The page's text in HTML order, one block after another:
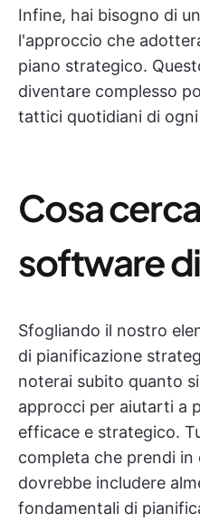
Infine, hai bisogno di
l'approccio che
piano strategico.
diventare complesso
tattici quotidiani di
Cosa
software
Sfogliando il nostro
di pianificazione
noterai subito quanto
approcci per aiutarti a
efficace e strategico.
completa che prendi in
dovrebbe includere
fondamentali di